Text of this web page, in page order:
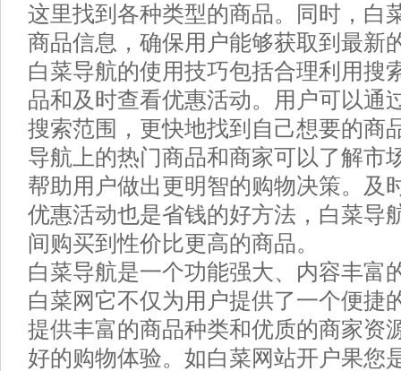
这里找到各种类型的商品。同时，白
商品信息，确保用户能够获取到最新
白菜导航的使用技巧包括合理利用搜
品和及时查看优惠活动。用户可以通
搜索范围，更快地找到自己想要的商
导航上的热门商品和商家可以了解市
帮助用户做出更明智的购物决策。及
优惠活动也是省钱的好方法，白菜导
间购买到性价比更高的商品。
白菜导航是一个功能强大、内容丰富
白菜网它不仅为用户提供了一个便捷
提供丰富的商品种类和优质的商家资
好的购物体验。如白菜网站开户果您